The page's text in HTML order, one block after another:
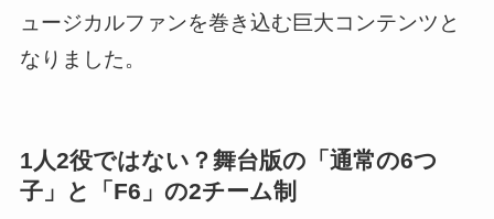
ュージカルファンを巻き込む巨大コンテンツと
なりました。
1人2役ではない？舞台版の「通常の6つ
子」と「F6」の2チーム制